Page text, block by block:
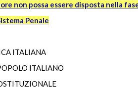
non possa essere disposta nella
Penale
ITALIANA
ITALIANO